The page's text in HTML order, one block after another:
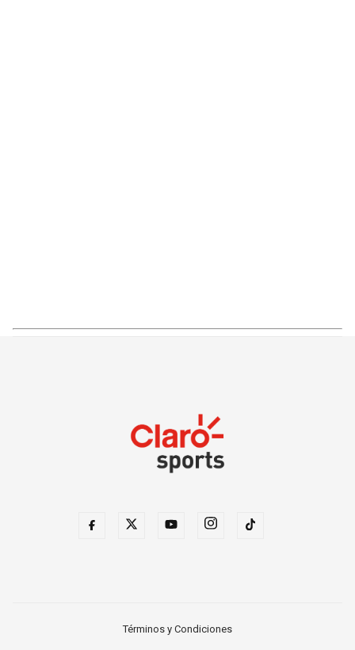
Términos y Condiciones